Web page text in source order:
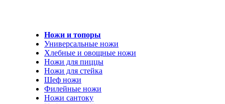
Ножи и топоры
Универсальные ножи
Хлебные и овощные ножи
Ножи для пиццы
Ножи для стейка
Шеф ножи
Филейные ножи
Ножи сантоку